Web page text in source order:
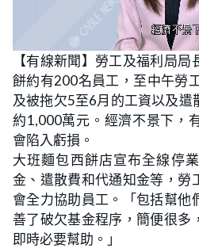
n
m
t
e
o
a
d
e
d
:
1
8
.
%
【有線新聞】勞工及福利局
餅約有200名員工，至中午勞
及被拖欠5至6月的工資以及遣
約1,000萬元。經濟不景下，
會陷入虧損。
大班麵包西餅店宣布全線停
金、遣散費和代通知金等，勞
會全力協助員工。「包括幫他
善了破欠基金程序，簡便很多
即時必要幫助。」